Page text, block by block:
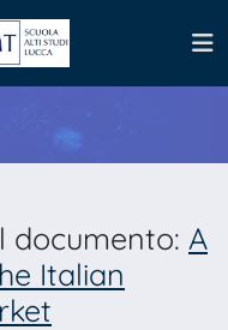
documento: A
Italian